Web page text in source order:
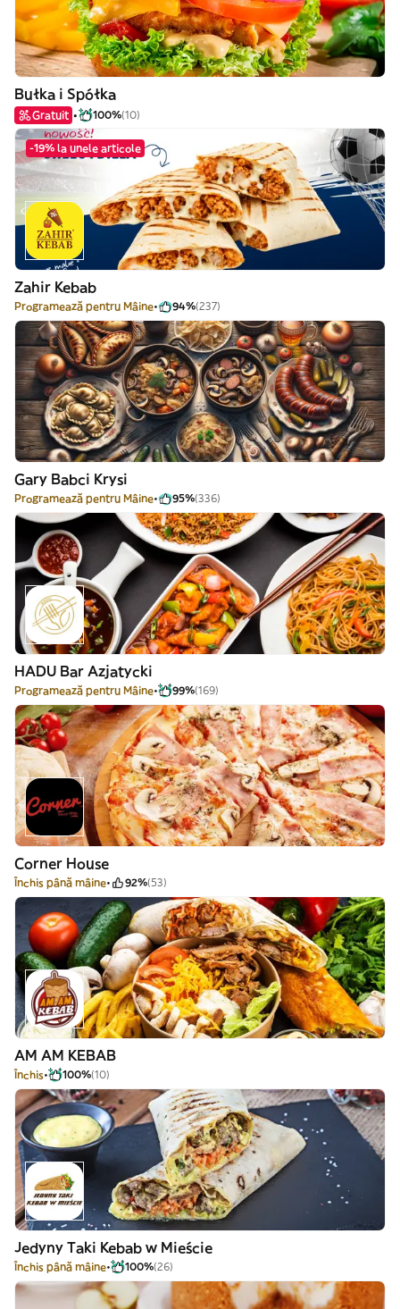
Bułka i Spółka
Gratuit 100%(10)
-19% la unele articole
Zahir Kebab
Programează pentru Mâine 94%(237)
Gary Babci Krysi
Programează pentru Mâine 95%(336)
HADU Bar Azjatycki
Programează pentru Mâine 99%(169)
Corner House
Închis până mâine 92%(53)
AM AM KEBAB
Închis 100%(10)
Jedyny Taki Kebab w Mieście
Închis până mâine 100%(26)